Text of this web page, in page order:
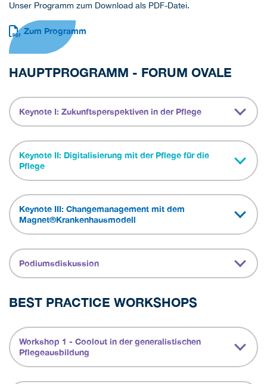
Unser Programm zum Download als PDF-Datei.
Zum Programm
HAUPTPROGRAMM - FORUM OVALE
Keynote I: Zukunftsperspektiven in der Pflege
Keynote II: Digitalisierung mit der Pflege für die
Pflege
Keynote III: Changemanagement mit dem
Magnet®Krankenhausmodell
Podiumsdiskussion
BEST PRACTICE WORKSHOPS
Workshop 1 - Coolout in der generalistischen
Pflegeausbildung